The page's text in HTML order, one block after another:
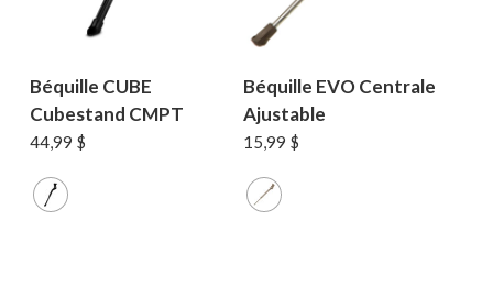
Béquille CUBE
Cubestand CMPT
44,99 $
Béquille EVO Centrale
Ajustable
15,99 $